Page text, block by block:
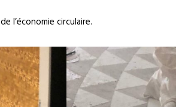
l’économie circulaire.